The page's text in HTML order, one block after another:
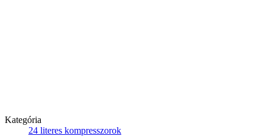
Kategória
24 literes kompresszorok